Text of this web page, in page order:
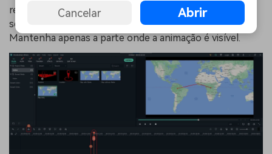
remova os segmentos separados de ambos os lados
selecionando-os e pressionandoDeleteno teclado.
Mantenha apenas a parte onde a animação é visível.
Cancelar Abrir